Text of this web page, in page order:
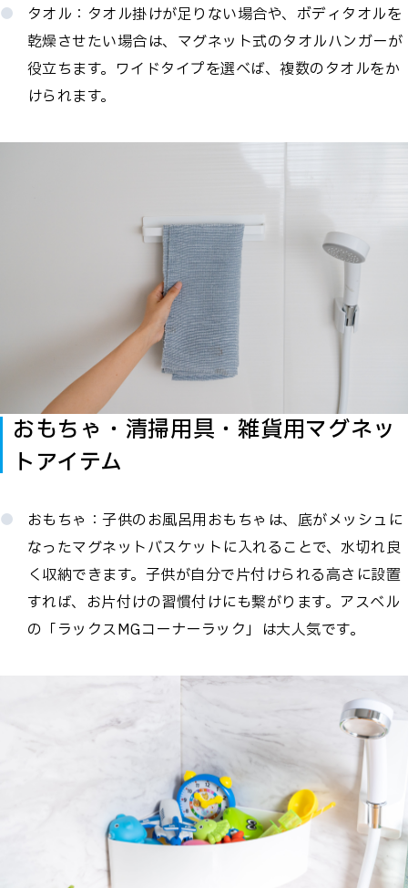
タオル：タオル掛けが足りない場合や、ボディタオルを
乾燥させたい場合は、マグネット式のタオルハンガーが
役立ちます。ワイドタイプを選べば、複数のタオルをか
けられます。
おもちゃ・清掃用具・雑貨用マグネッ
トアイテム
おもちゃ：子供のお風呂用おもちゃは、底がメッシュに
なったマグネットバスケットに入れることで、水切れ良
く収納できます。子供が自分で片付けられる高さに設置
すれば、お片付けの習慣付けにも繋がります。アスベル
の「ラックスMGコーナーラック」は大人気です。